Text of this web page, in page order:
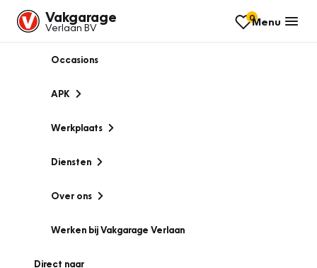
Vakgarage
Verlaan BV
0Menu
Occasions
APK
Werkplaats
Diensten
Over ons
Werken bij Vakgarage Verlaan
Direct naar